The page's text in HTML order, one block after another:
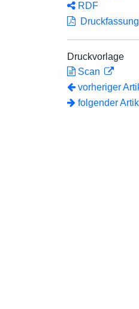
RDF
Druckfassung
Druckvorlage
Scan
vorheriger
folgender